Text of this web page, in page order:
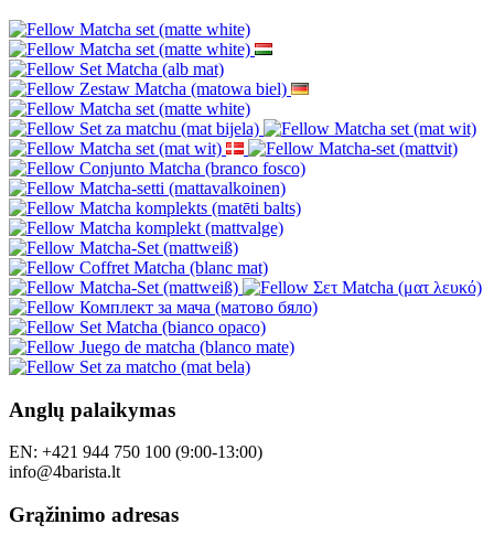
Anglų palaikymas
EN: +421 944 750 100 (9:00-13:00)
info@4barista.lt
Grąžinimo adresas